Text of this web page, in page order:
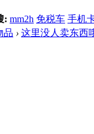
: mm2h 免税车 手机
品 › 这里没人卖东西